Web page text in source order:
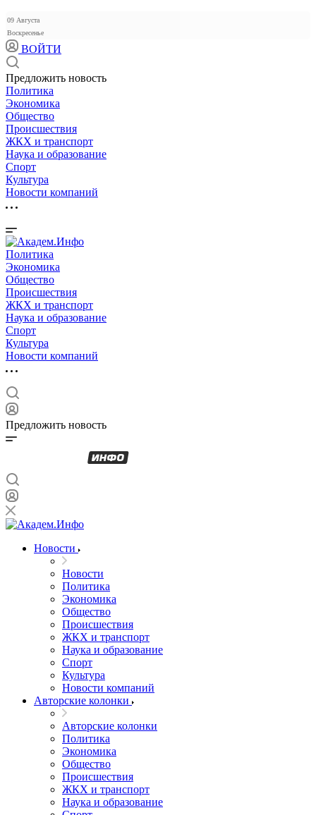
09 Августа
Воскресенье
ВОЙТИ
Предложить новость
Политика
Экономика
Общество
Происшествия
ЖКХ и транспорт
Наука и образование
Спорт
Культура
Новости компаний
Политика
Экономика
Общество
Происшествия
ЖКХ и транспорт
Наука и образование
Спорт
Культура
Новости компаний
Предложить новость
Новости
Новости
Политика
Экономика
Общество
Происшествия
ЖКХ и транспорт
Наука и образование
Спорт
Культура
Новости компаний
Авторские колонки
Авторские колонки
Политика
Экономика
Общество
Происшествия
ЖКХ и транспорт
Наука и образование